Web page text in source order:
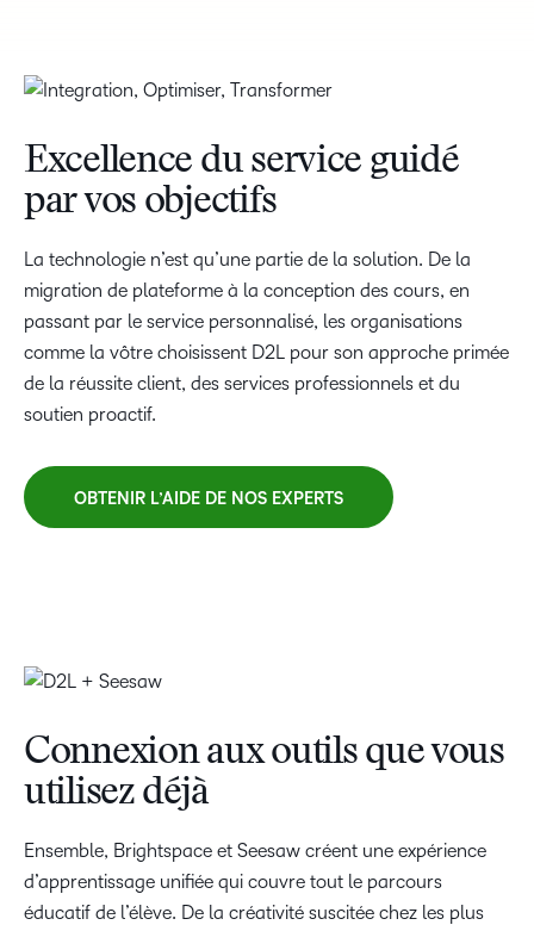
Excellence du service guidé
par vos objectifs
La technologie n’est qu’une partie de la solution. De la
migration de plateforme à la conception des cours, en
passant par le service personnalisé, les organisations
comme la vôtre choisissent D2L pour son approche primée
de la réussite client, des services professionnels et du
soutien proactif.
OBTENIR L’AIDE DE NOS EXPERTS
Connexion aux outils que vous
utilisez déjà
Ensemble, Brightspace et Seesaw créent une expérience
d’apprentissage unifiée qui couvre tout le parcours
éducatif de l’élève. De la créativité suscitée chez les plus